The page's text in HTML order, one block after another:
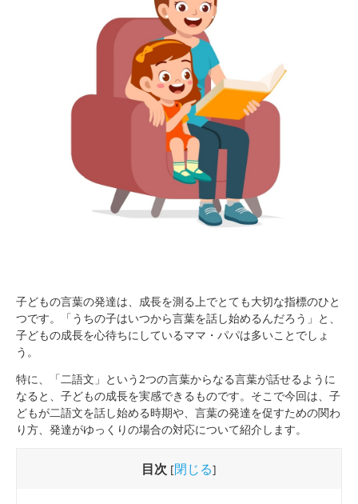
子どもの言葉の発達は、成長を測る上でとても大切な指標のひと
つです。「うちの子はいつから言葉を話し始めるんだろう」と、
子どもの成長を心待ちにしているママ・パパは多いことでしょ
う。
特に、「二語文」という2つの言葉からなる言葉が話せるように
なると、子どもの成長を実感できるものです。そこで今回は、子
どもが二語文を話し始める時期や、言葉の発達を促すための関わ
り方、発達がゆっくりの場合の対応について紹介します。
目次 [閉じる]